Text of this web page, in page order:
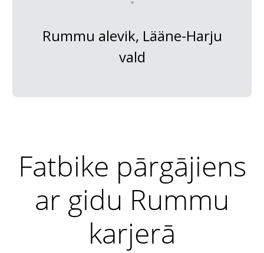
Rummu alevik, Lääne-Harju
vald
Fatbike pārgājiens
ar gidu Rummu
karjerā